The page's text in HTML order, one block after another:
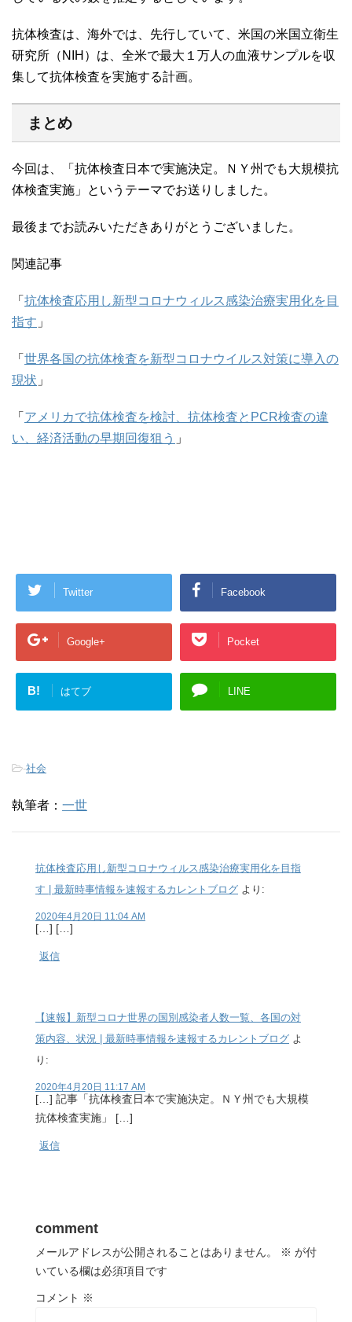
抗体検査は、海外では、先行していて、米国の米国立衛生
研究所（NIH）は、全米で最大１万人の血液サンプルを収
集して抗体検査を実施する計画。
まとめ
今回は、「抗体検査日本で実施決定。ＮＹ州でも大規模抗
体検査実施」というテーマでお送りしました。
最後までお読みいただきありがとうございました。
関連記事
「 抗体検査応用し新型コロナウィルス感染治療実用化を目
指す 」
「 世界各国の抗体検査を新型コロナウイルス対策に導入の
現状 」
「 アメリカで抗体検査を検討、抗体検査とPCR検査の違
い、経済活動の早期回復狙う 」
Twitter Facebook
Google+ Pocket
B! はてブ LINE
-社会
執筆者： 一世
抗体検査応用し新型コロナウィルス感染治療実用化を目指
す | 最新時事情報を速報するカレントブログ より:
2020年4月20日 11:04 AM
[…] […]
返信
【速報】新型コロナ世界の国別感染者人数一覧、各国の対
策内容、状況 | 最新時事情報を速報するカレントブログ よ
り:
2020年4月20日 11:17 AM
[…] 記事「抗体検査日本で実施決定。ＮＹ州でも大規模
抗体検査実施」 […]
返信
comment
メールアドレスが公開されることはありません。 ※ が付
いている欄は必須項目です
コメント ※